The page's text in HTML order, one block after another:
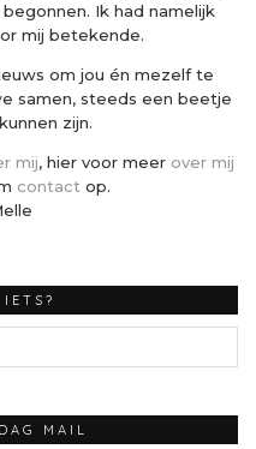
Ik had namelijk
mij betekende.
om jou én mezelf te
samen, steeds een beetje
zijn.
mij, hier voor meer over mij
contact op.
MAIL